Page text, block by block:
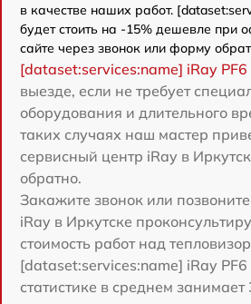
в качестве наших работ.
будет стоить на -15% дешевле при
сайте через звонок или форму
[dataset:services:name] iRay PF6
выезде, если не требует
оборудования и длительного
таких случаях наш мастер
сервисный центр iRay в
обратно.
Закажите звонок или
iRay в Иркутске
стоимость работ над
[dataset:services:name] iRay
статистике в среднем